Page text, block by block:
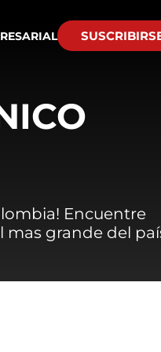
Encuentre
mas grande del